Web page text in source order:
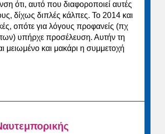
ότι, αυτό που διαφοροποιεί αυτές
δίχως διπλές κάλπες. Το 2014 και
οπότε για λόγους προφανείς (πχ
υπήρχε προσέλευση. Αυτήν τη
μειωμένο και μακάρι η συμμετοχή